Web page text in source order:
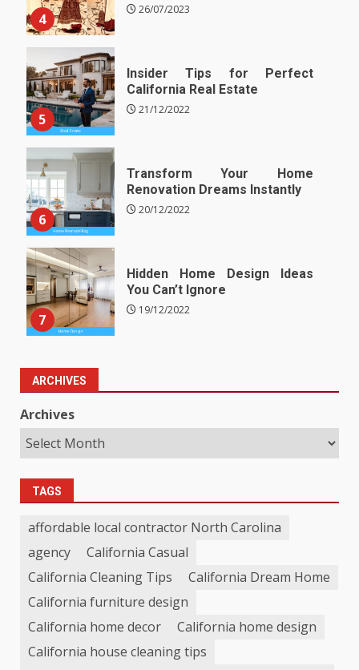
4
26/07/2023
5
Insider Tips for Perfect
California Real Estate
21/12/2022
6
Transform Your Home
Renovation Dreams Instantly
20/12/2022
7
Hidden Home Design Ideas
You Can’t Ignore
19/12/2022
ARCHIVES
Archives
TAGS
affordable local contractor North Carolina
agency
California Casual
California Cleaning Tips
California Dream Home
California furniture design
California home decor
California home design
California house cleaning tips